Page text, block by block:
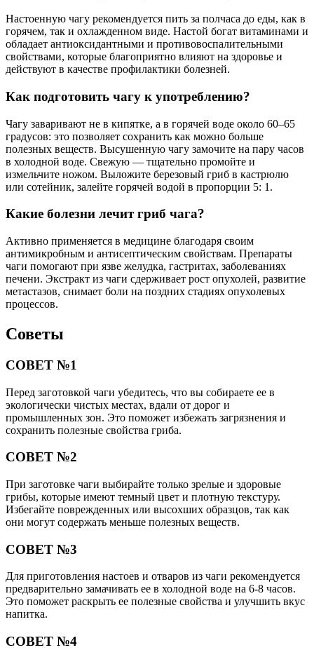
Настоенную чагу рекомендуется пить за полчаса до еды, как в
горячем, так и охлажденном виде. Настой богат витаминами и
обладает антиоксидантными и противовоспалительными
свойствами, которые благоприятно влияют на здоровье и
действуют в качестве профилактики болезней.
Как подготовить чагу к употреблению?
Чагу заваривают не в кипятке, а в горячей воде около 60–65
градусов: это позволяет сохранить как можно больше
полезных веществ. Высушенную чагу замочите на пару часов
в холодной воде. Свежую — тщательно промойте и
измельчите ножом. Выложите березовый гриб в кастрюлю
или сотейник, залейте горячей водой в пропорции 5: 1.
Какие болезни лечит гриб чага?
Активно применяется в медицине благодаря своим
антимикробным и антисептическим свойствам. Препараты
чаги помогают при язве желудка, гастритах, заболеваниях
печени. Экстракт из чаги сдерживает рост опухолей, развитие
метастазов, снимает боли на поздних стадиях опухолевых
процессов.
Советы
СОВЕТ №1
Перед заготовкой чаги убедитесь, что вы собираете ее в
экологически чистых местах, вдали от дорог и
промышленных зон. Это поможет избежать загрязнения и
сохранить полезные свойства гриба.
СОВЕТ №2
При заготовке чаги выбирайте только зрелые и здоровые
грибы, которые имеют темный цвет и плотную текстуру.
Избегайте поврежденных или высохших образцов, так как
они могут содержать меньше полезных веществ.
СОВЕТ №3
Для приготовления настоев и отваров из чаги рекомендуется
предварительно замачивать ее в холодной воде на 6-8 часов.
Это поможет раскрыть ее полезные свойства и улучшить вкус
напитка.
СОВЕТ №4